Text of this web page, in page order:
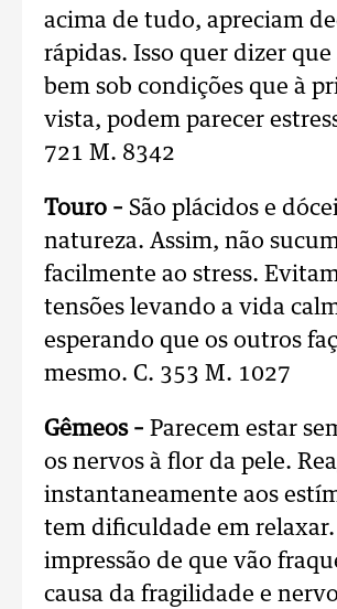
acima de tudo, apreciam
rápidas. Isso quer dizer que
bem sob condições que à
vista, podem parecer
721 M. 8342
Touro – São plácidos e
natureza. Assim, não
facilmente ao stress.
tensões levando a vida
esperando que os outros
mesmo. C. 353 M. 1027
Gêmeos – Parecem estar
os nervos à flor da pele.
instantaneamente aos
tem dificuldade em relaxar.
impressão de que vão
causa da fragilidade e